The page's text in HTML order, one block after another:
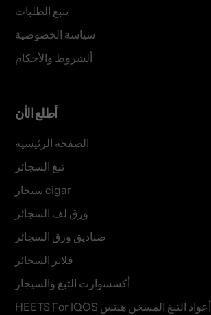
تتبع الطلبات
سياسة الخصوصية
ألشروط والأحكام
أطلع الأن
الصفحه الرئيسيه
تبغ السجائر
سيجار cigar
ورق لف السجائر
صناديق ورق السجائر
فلاتر السجائر
أكسسوارت التبغ والسيجار
HEETS For IQOS أعواد التبغ المسخن هيتس